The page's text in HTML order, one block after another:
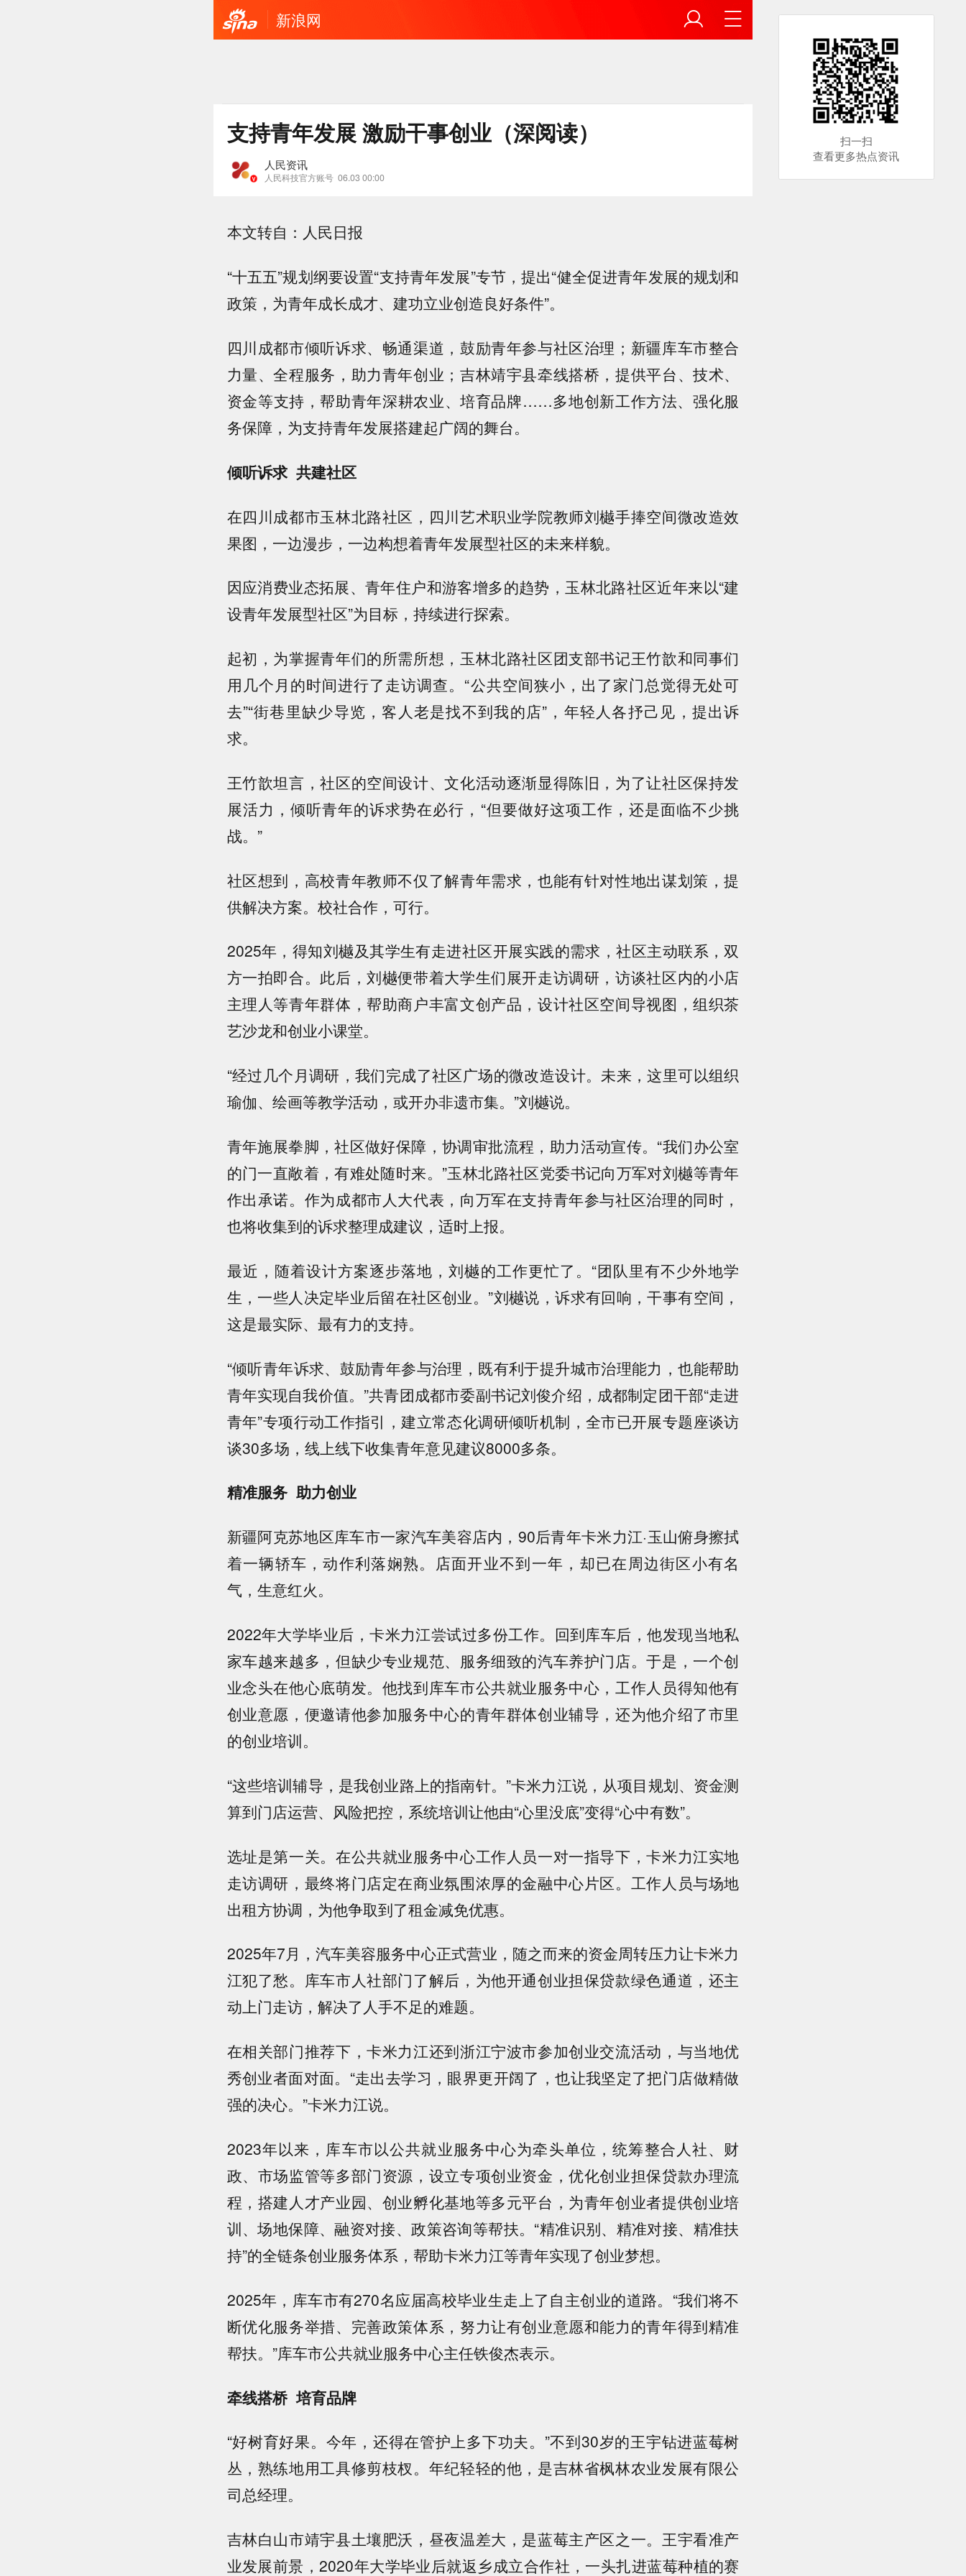
新浪网
支持青年发展 激励干事创业（深阅读）
人民资讯
人民科技官方账号 06.03 00:00
本文转自：人民日报
“十五五”规划纲要设置“支持青年发展”专节，提出“健全促进青年发展的规划和
政策，为青年成长成才、建功立业创造良好条件”。
四川成都市倾听诉求、畅通渠道，鼓励青年参与社区治理；新疆库车市整合
力量、全程服务，助力青年创业；吉林靖宇县牵线搭桥，提供平台、技术、
资金等支持，帮助青年深耕农业、培育品牌……多地创新工作方法、强化服
务保障，为支持青年发展搭建起广阔的舞台。
倾听诉求 共建社区
在四川成都市玉林北路社区，四川艺术职业学院教师刘樾手捧空间微改造效
果图，一边漫步，一边构想着青年发展型社区的未来样貌。
因应消费业态拓展、青年住户和游客增多的趋势，玉林北路社区近年来以“建
设青年发展型社区”为目标，持续进行探索。
起初，为掌握青年们的所需所想，玉林北路社区团支部书记王竹歆和同事们
用几个月的时间进行了走访调查。“公共空间狭小，出了家门总觉得无处可
去”“街巷里缺少导览，客人老是找不到我的店”，年轻人各抒己见，提出诉
求。
王竹歆坦言，社区的空间设计、文化活动逐渐显得陈旧，为了让社区保持发
展活力，倾听青年的诉求势在必行，“但要做好这项工作，还是面临不少挑
战。”
社区想到，高校青年教师不仅了解青年需求，也能有针对性地出谋划策，提
供解决方案。校社合作，可行。
2025年，得知刘樾及其学生有走进社区开展实践的需求，社区主动联系，双
方一拍即合。此后，刘樾便带着大学生们展开走访调研，访谈社区内的小店
主理人等青年群体，帮助商户丰富文创产品，设计社区空间导视图，组织茶
艺沙龙和创业小课堂。
“经过几个月调研，我们完成了社区广场的微改造设计。未来，这里可以组织
瑜伽、绘画等教学活动，或开办非遗市集。”刘樾说。
青年施展拳脚，社区做好保障，协调审批流程，助力活动宣传。“我们办公室
的门一直敞着，有难处随时来。”玉林北路社区党委书记向万军对刘樾等青年
作出承诺。作为成都市人大代表，向万军在支持青年参与社区治理的同时，
也将收集到的诉求整理成建议，适时上报。
最近，随着设计方案逐步落地，刘樾的工作更忙了。“团队里有不少外地学
生，一些人决定毕业后留在社区创业。”刘樾说，诉求有回响，干事有空间，
这是最实际、最有力的支持。
“倾听青年诉求、鼓励青年参与治理，既有利于提升城市治理能力，也能帮助
青年实现自我价值。”共青团成都市委副书记刘俊介绍，成都制定团干部“走进
青年”专项行动工作指引，建立常态化调研倾听机制，全市已开展专题座谈访
谈30多场，线上线下收集青年意见建议8000多条。
精准服务 助力创业
新疆阿克苏地区库车市一家汽车美容店内，90后青年卡米力江·玉山俯身擦拭
着一辆轿车，动作利落娴熟。店面开业不到一年，却已在周边街区小有名
气，生意红火。
2022年大学毕业后，卡米力江尝试过多份工作。回到库车后，他发现当地私
家车越来越多，但缺少专业规范、服务细致的汽车养护门店。于是，一个创
业念头在他心底萌发。他找到库车市公共就业服务中心，工作人员得知他有
创业意愿，便邀请他参加服务中心的青年群体创业辅导，还为他介绍了市里
的创业培训。
“这些培训辅导，是我创业路上的指南针。”卡米力江说，从项目规划、资金测
算到门店运营、风险把控，系统培训让他由“心里没底”变得“心中有数”。
选址是第一关。在公共就业服务中心工作人员一对一指导下，卡米力江实地
走访调研，最终将门店定在商业氛围浓厚的金融中心片区。工作人员与场地
出租方协调，为他争取到了租金减免优惠。
2025年7月，汽车美容服务中心正式营业，随之而来的资金周转压力让卡米力
江犯了愁。库车市人社部门了解后，为他开通创业担保贷款绿色通道，还主
动上门走访，解决了人手不足的难题。
在相关部门推荐下，卡米力江还到浙江宁波市参加创业交流活动，与当地优
秀创业者面对面。“走出去学习，眼界更开阔了，也让我坚定了把门店做精做
强的决心。”卡米力江说。
2023年以来，库车市以公共就业服务中心为牵头单位，统筹整合人社、财
政、市场监管等多部门资源，设立专项创业资金，优化创业担保贷款办理流
程，搭建人才产业园、创业孵化基地等多元平台，为青年创业者提供创业培
训、场地保障、融资对接、政策咨询等帮扶。“精准识别、精准对接、精准扶
持”的全链条创业服务体系，帮助卡米力江等青年实现了创业梦想。
2025年，库车市有270名应届高校毕业生走上了自主创业的道路。“我们将不
断优化服务举措、完善政策体系，努力让有创业意愿和能力的青年得到精准
帮扶。”库车市公共就业服务中心主任铁俊杰表示。
牵线搭桥 培育品牌
“好树育好果。今年，还得在管护上多下功夫。”不到30岁的王宇钻进蓝莓树
丛，熟练地用工具修剪枝杈。年纪轻轻的他，是吉林省枫林农业发展有限公
司总经理。
吉林白山市靖宇县土壤肥沃，昼夜温差大，是蓝莓主产区之一。王宇看准产
业发展前景，2020年大学毕业后就返乡成立合作社，一头扎进蓝莓种植的赛
扫一扫
查看更多热点资讯